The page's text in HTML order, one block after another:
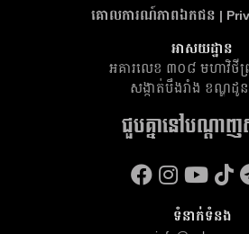
គោលការណ៍​ភាព​ឯកជន |
អាសយដ្ឋាន
អគារ​លេខ ៣០៨ មហាវិថីព្រ
សង្កាត់បឹងរាំង ខណ្ឌដូ
ជួបគ្នានៅបណ្តាញ
ទំនាក់ទំនង